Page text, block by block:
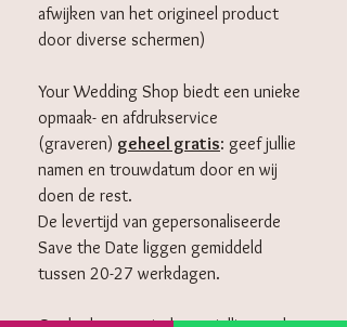
afwijken van het origineel product
door diverse schermen)
Your Wedding Shop biedt een unieke
opmaak- en afdrukservice
(graveren) geheel gratis: geef jullie
namen en trouwdatum door en wij
doen de rest.
De levertijd van gepersonaliseerde
Save the Date liggen gemiddeld
tussen 20-27 werkdagen.